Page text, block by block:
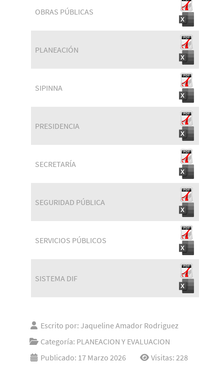
OBRAS PÚBLICAS
PLANEACIÓN
SIPINNA
PRESIDENCIA
SECRETARÍA
SEGURIDAD PÚBLICA
SERVICIOS PÚBLICOS
SISTEMA DIF
Escrito por: Jaqueline Amador Rodriguez
Categoría: PLANEACION Y EVALUACION
Publicado: 17 Marzo 2026
Visitas: 228